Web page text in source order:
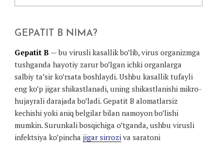
GEPATIT B NIMA?
Gepatit B — bu virusli kasallik bo’lib, virus organizmga
tushganda hayotiy zarur bo’lgan ichki organlarga
salbiy ta’sir ko’rsata boshlaydi. Ushbu kasallik tufayli
eng ko’p jigar shikastlanadi, uning shikastlanishi mikro-
hujayrali darajada bo’ladi. Gepatit B alomatlarsiz
kechishi yoki aniq belgilar bilan namoyon bo’lishi
mumkin. Surunkali bosqichiga o’tganda, ushbu virusli
infektsiya ko’pincha jigar sirrozi va saratoni